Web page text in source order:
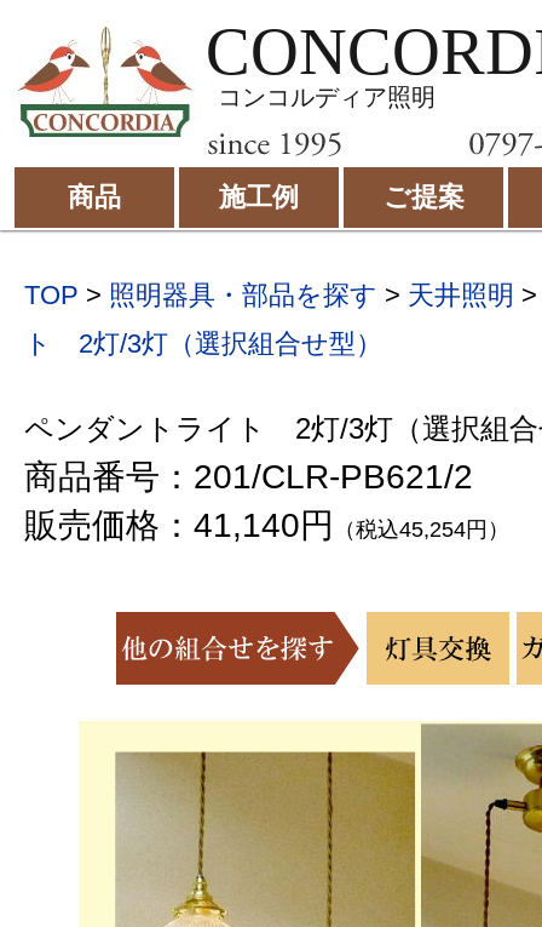
コンコルディア照明
商品 施工例 ご提案
TOP > 照明器具・部品を探す > 天井照明
ト 2灯/3灯（選択組合せ型）
ペンダントライト 2灯/3灯（選択組
商品番号：201/CLR-PB621/2
販売価格：41,140円
（税込45,254円）